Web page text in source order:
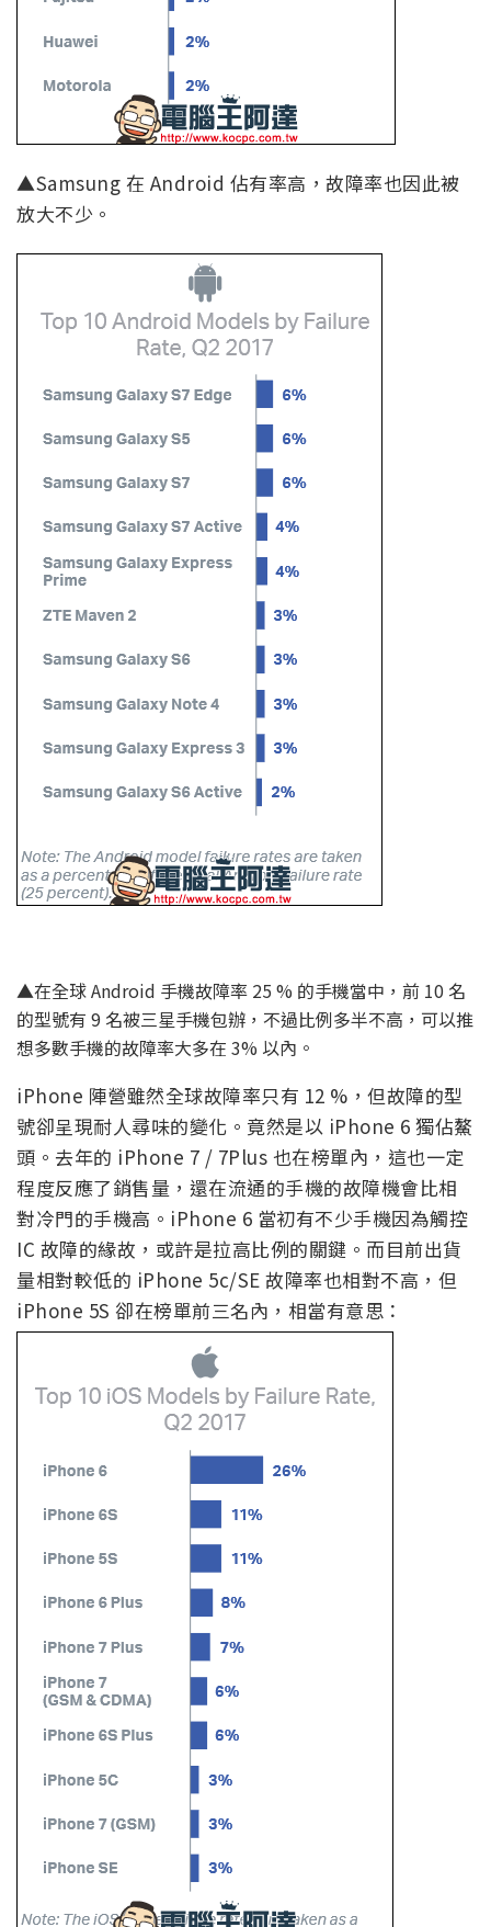
▲Samsung 在 Android 佔有率高，故障率也因此被
放大不少。
▲在全球 Android 手機故障率 25 % 的手機當中，前 10 名
的型號有 9 名被三星手機包辦，不過比例多半不高，可以推
想多數手機的故障率大多在 3% 以內。
iPhone 陣營雖然全球故障率只有 12 %，但故障的型
號卻呈現耐人尋味的變化。竟然是以 iPhone 6 獨佔鰲
頭。去年的 iPhone 7 / 7Plus 也在榜單內，這也一定
程度反應了銷售量，還在流通的手機的故障機會比相
對冷門的手機高。iPhone 6 當初有不少手機因為觸控
IC 故障的緣故，或許是拉高比例的關鍵。而目前出貨
量相對較低的 iPhone 5c/SE 故障率也相對不高，但
iPhone 5S 卻在榜單前三名內，相當有意思：